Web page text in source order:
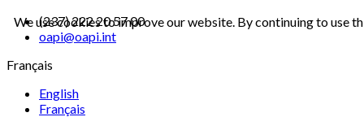
(237) 222 20 57 00
oapi@oapi.int
Français
English
Français
We use cookies to improve our website. By continuing to use